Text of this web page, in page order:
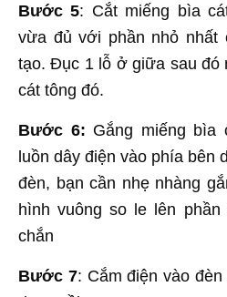
Bước 5: Cắt miếng bìa
vừa đủ với phần nhỏ nhất
tạo. Đục 1 lỗ ở giữa sau đó
cát tông đó.
Bước 6: Gắng miếng bìa
luồn dây điện vào phía bên
đèn, bạn cần nhẹ nhàng
hình vuông so le lên
chắn
Bước 7: Cắm điện vào